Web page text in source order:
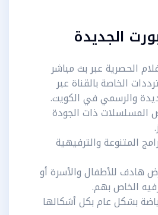
الجديدة
الحصرية عبر بث مباشر
الخاصة بالقناة عبر
والرسمي في الكويت.
المسلسلات ذات الجودة
المتنوعة والترفيهية
هادف للأطفال والأسرة أو
الخاص بهم.
بشكل عام بكل أشكالها